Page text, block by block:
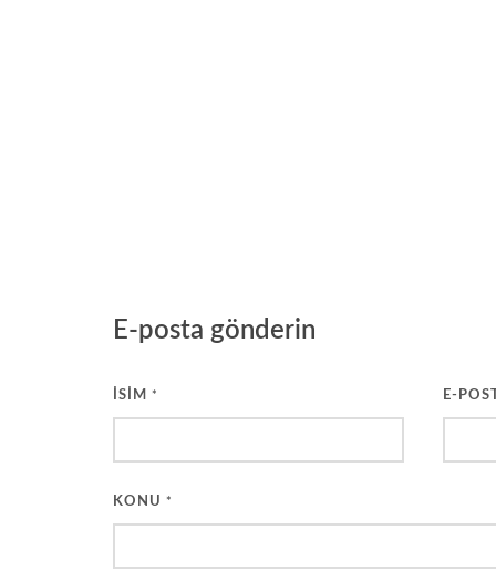
E-posta gönderin
İSIM * E-
KONU *